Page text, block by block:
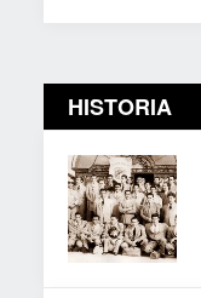
HISTORIA